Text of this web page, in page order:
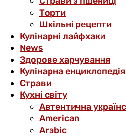
Торти
Шкільні рецепти
Кулінарні лайфхаки
News
Здорове харчування
Кулінарна енциклопедія
Страви
Кухні світу
Автентична
American
Arabic